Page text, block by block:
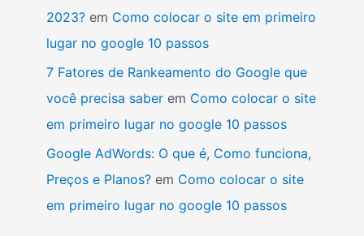
2023?em Como colocar o site em primeiro
lugar no google 10 passos
7 Fatores de Rankeamento do Google que
você precisa saberem Como colocar o site
em primeiro lugar no google 10 passos
Google AdWords: O que é, Como funciona,
Preços e Planos?em Como colocar o site
em primeiro lugar no google 10 passos